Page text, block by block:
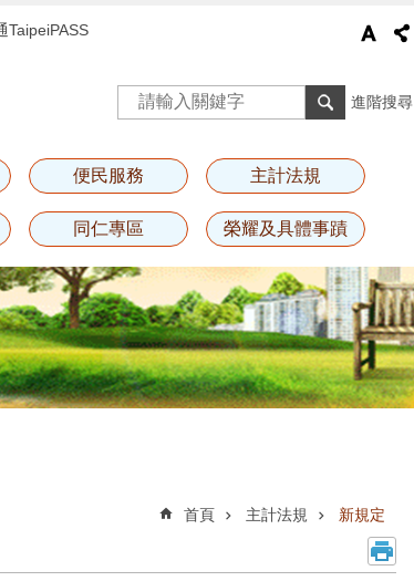
TaipeiPASS
進階搜尋
便民服務 主計法規
同仁專區 榮耀及具體事蹟
首頁 主計法規 新規定